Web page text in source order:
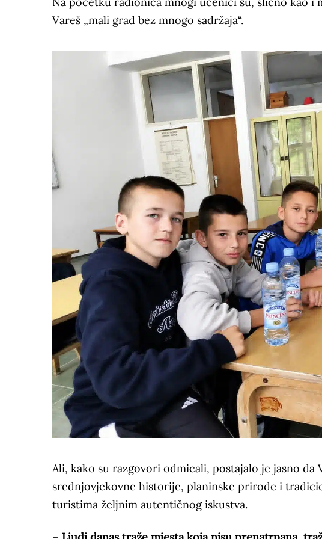
Vareš „mali grad bez mnogo sadržaja“.
Ali, kako su razgovori odmicali, postajalo je jasno
srednjovjekovne historije, planinske prirode i
turistima željnim autentičnog iskustva.